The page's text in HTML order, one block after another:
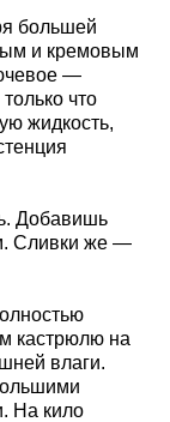
большей
и кремовым
—
что
жидкость,
Добавишь
Сливки же —
кастрюлю на
влаги.
На кило